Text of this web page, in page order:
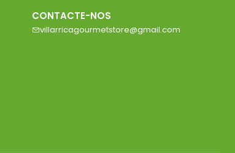
CONTACTE-NOS
villarricagourmetstore@gmail.com